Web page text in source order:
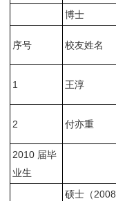
博士
序号 校友姓名
1 王淳
2 付亦重
2010 届毕
业生
硕士（2008